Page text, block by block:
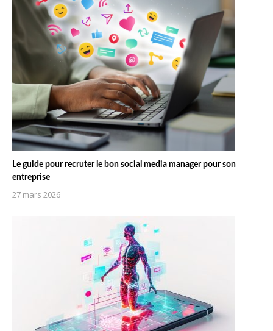
Le guide pour recruter le bon social media manager pour son
entreprise
27 mars 2026